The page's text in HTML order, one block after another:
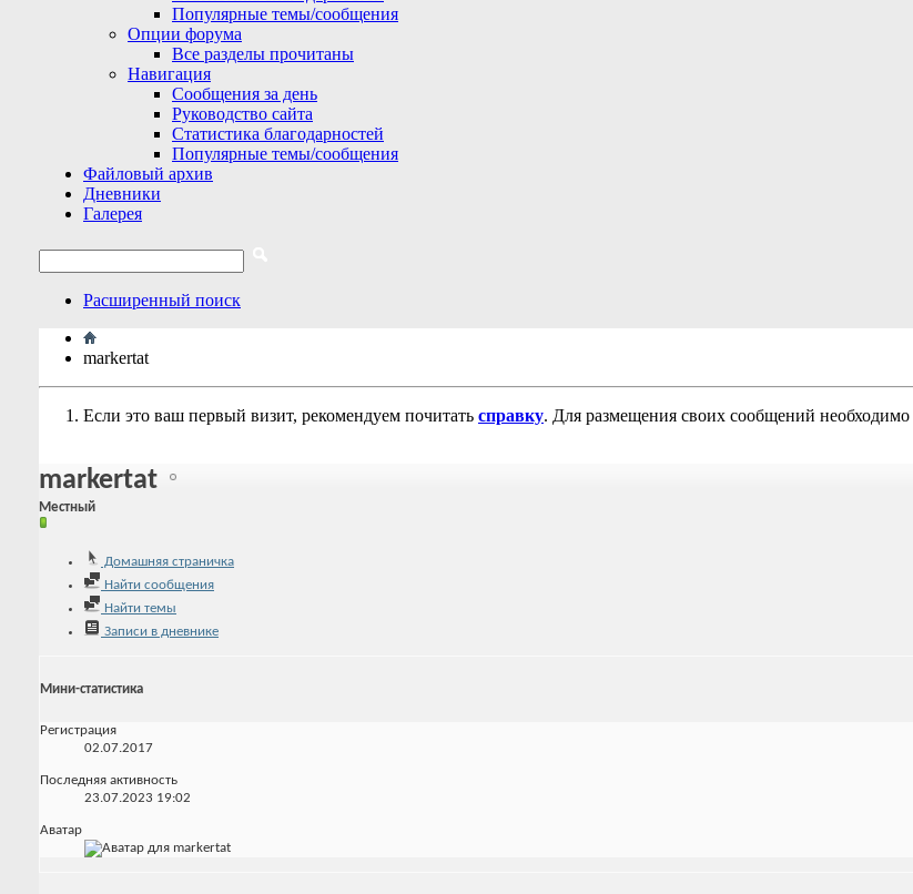
Популярные темы/сообщения
Опции форума
Все разделы прочитаны
Навигация
Сообщения за день
Руководство сайта
Статистика благодарностей
Популярные темы/сообщения
Файловый архив
Дневники
Галерея
Расширенный поиск
markertat
Если это ваш первый визит, рекомендуем почитать справку. Для размещения своих сообщений необходимо
markertat
Местный
Домашняя страничка
Найти сообщения
Найти темы
Записи в дневнике
Мини-статистика
Регистрация
02.07.2017
Последняя активность
23.07.2023 19:02
Аватар